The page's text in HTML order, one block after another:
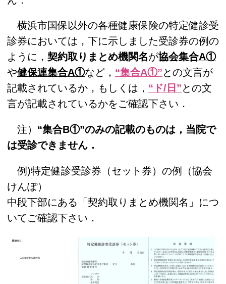
横浜市国保以外の各種健康保険の特定健診受
診券においては，下に示しました受診券の例の
ように， 契約取りまとめ機関名が協会集合A①
や健保連集合A①など， “集合A①”との文言が
記載されているか，もしくは， “ド/日”との文
言が記載されているかをご確認下さい．
注） “集合B①”のみの記載のものは，当院で
は受診できません．
例)特定健診受診券（セット券）の例（協会
けんぽ）
中段下部にある「契約取りまとめ機関名」につ
いてご確認下さい．